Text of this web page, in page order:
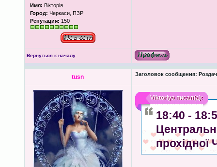
Имя: Вікторія
Город: Черкаси, ПЗР
Репутация: 150
Вернуться к началу
tusn Заголовок сообщения:
Viktoriyaписал(а):
18:40 -
прохідної